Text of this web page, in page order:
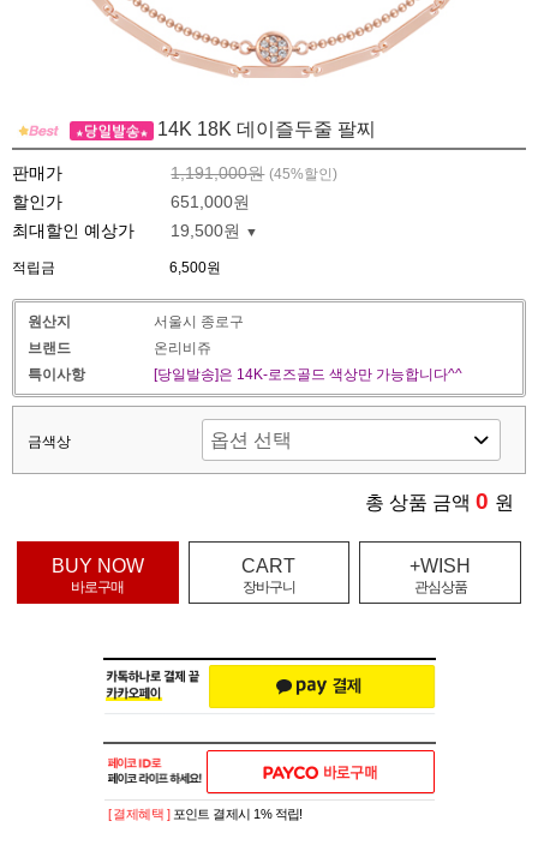
14K 18K 데이즐두줄 팔찌
판매가 1,191,000원 (45%할인)
할인가
651,000원
최대할인 예상가
19,500원
적립금 6,500원
원산지
서울시 종로구
브랜드
온리비쥬
특이사항
[당일발송]은 14K-로즈골드 색상만 가능합니다^^
금색상
총 상품 금액 0 원
BUY NOW
바로구매
CART
장바구니
+WISH
관심상품
[ 결제혜택 ] 포인트 결제시 1% 적립!